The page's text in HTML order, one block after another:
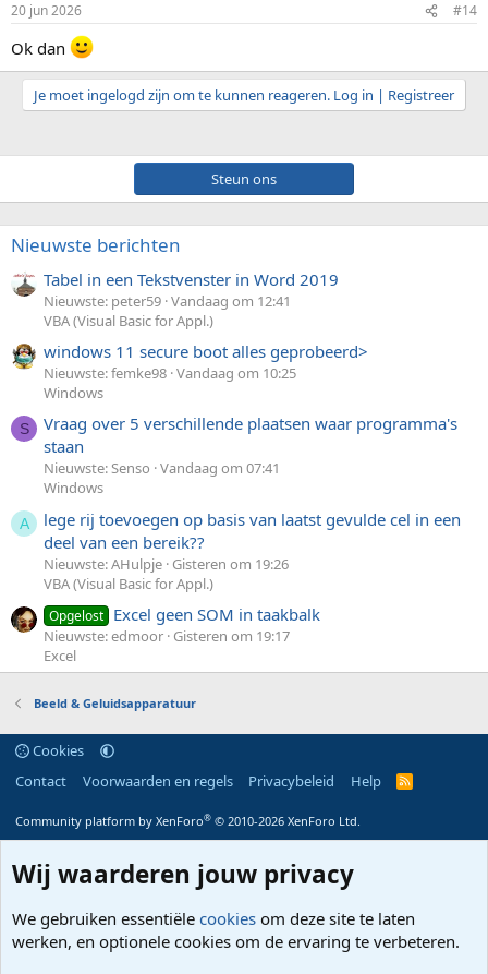
n
e
n
20 jun 2026 #14
Ok dan
Je moet ingelogd zijn om te kunnen reageren. Log in | Registreer
Steun ons
Nieuwste berichten
Tabel in een Tekstvenster in Word 2019
Nieuwste: peter59 Vandaag om 12:41
VBA (Visual Basic for Appl.)
windows 11 secure boot alles geprobeerd>
Nieuwste: femke98 Vandaag om 10:25
Windows
S
Vraag over 5 verschillende plaatsen waar programma's
staan
Nieuwste: Senso Vandaag om 07:41
Windows
A
lege rij toevoegen op basis van laatst gevulde cel in een
deel van een bereik??
Nieuwste: AHulpje Gisteren om 19:26
VBA (Visual Basic for Appl.)
Opgelost Excel geen SOM in taakbalk
Nieuwste: edmoor Gisteren om 19:17
Excel
Beeld & Geluidsapparatuur
Cookies
Contact
Voorwaarden en regels Privacybeleid Help
R
S
Community platform by XenForo® © 2010-2026 XenForo Ltd.
Wij waarderen jouw privacy
We gebruiken essentiële cookies om deze site te laten
werken, en optionele cookies om de ervaring te verbeteren.